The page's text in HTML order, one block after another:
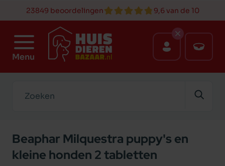
23849 beoordelingen 9,6 van de 10
Menu
Beaphar Milquestra puppy's en
kleine honden 2 tabletten